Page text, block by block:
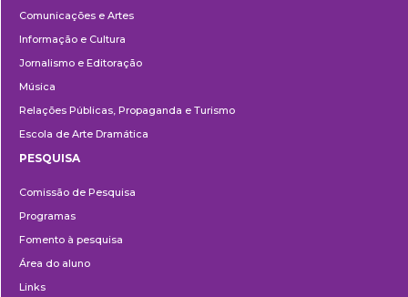
Comunicações e Artes
Informação e Cultura
Jornalismo e Editoração
Música
Relações Públicas, Propaganda e Turismo
Escola de Arte Dramática
PESQUISA
Comissão de Pesquisa
Programas
Fomento à pesquisa
Área do aluno
Links